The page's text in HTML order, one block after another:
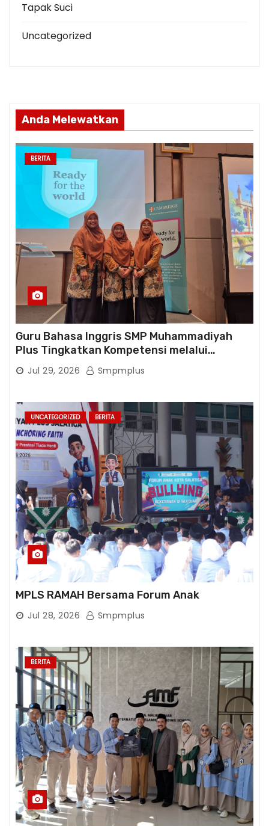
Tapak Suci
Uncategorized
Anda Melewatkan
BERITA
Guru Bahasa Inggris SMP Muhammadiyah
Plus Tingkatkan Kompetensi melalui
Pelatihan Cambridge Life Skills in Action
Jul 29, 2026 Smpmplus
UNCATEGORIZED BERITA
MPLS RAMAH Bersama Forum Anak
Jul 28, 2026 Smpmplus
BERITA